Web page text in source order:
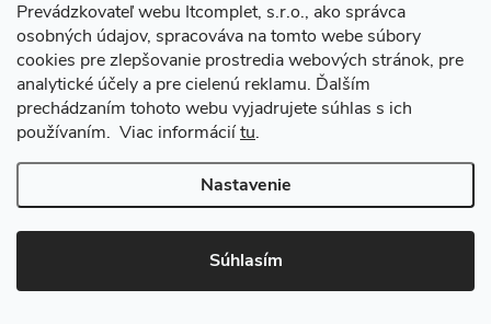
Prevádzkovateľ webu Itcomplet, s.r.o., ako správca
osobných údajov, spracováva na tomto webe súbory
cookies pre zlepšovanie prostredia webových stránok, pre
analytické účely a pre cielenú reklamu. Ďalším
prechádzaním tohoto webu vyjadrujete súhlas s ich
používaním. Viac informáciítu.
Nastavenie
Súhlasím
Copyright 2026Itcomplet s.r.o.. Všetky práva vyhradené.Upraviť
nastavenie cookies